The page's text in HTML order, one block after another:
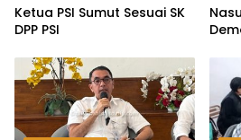
Ketua PSI Sumut Sesuai SK
DPP PSI